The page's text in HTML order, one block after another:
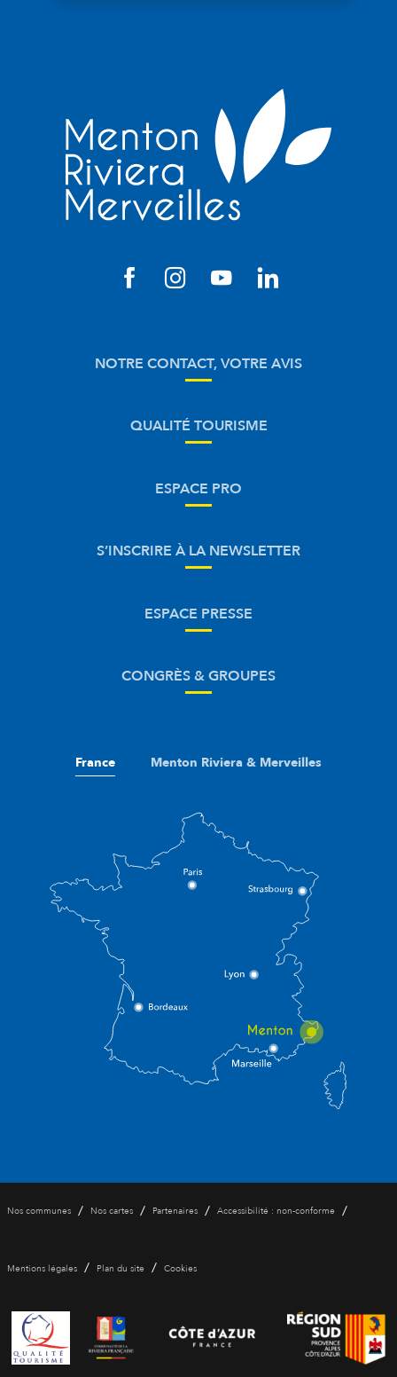
NOTRE CONTACT, VOTRE AVIS
QUALITÉ TOURISME
ESPACE PRO
S’INSCRIRE À LA NEWSLETTER
ESPACE PRESSE
CONGRÈS & GROUPES
France Menton Riviera & Merveilles
Nos communes / Nos cartes / Partenaires / Accessibilité : non-conforme /
Mentions légales / Plan du site / Cookies